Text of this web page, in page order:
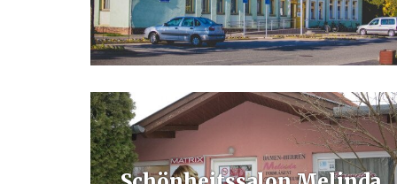
Das Gebäude vom Kultur- und Sportzentrum Bük wurde
1998 eröffnet, hier wurde auch die Städtische Bibliothek
untergebracht, auch die Sporteinrichtungen Büks gehören
dazu.